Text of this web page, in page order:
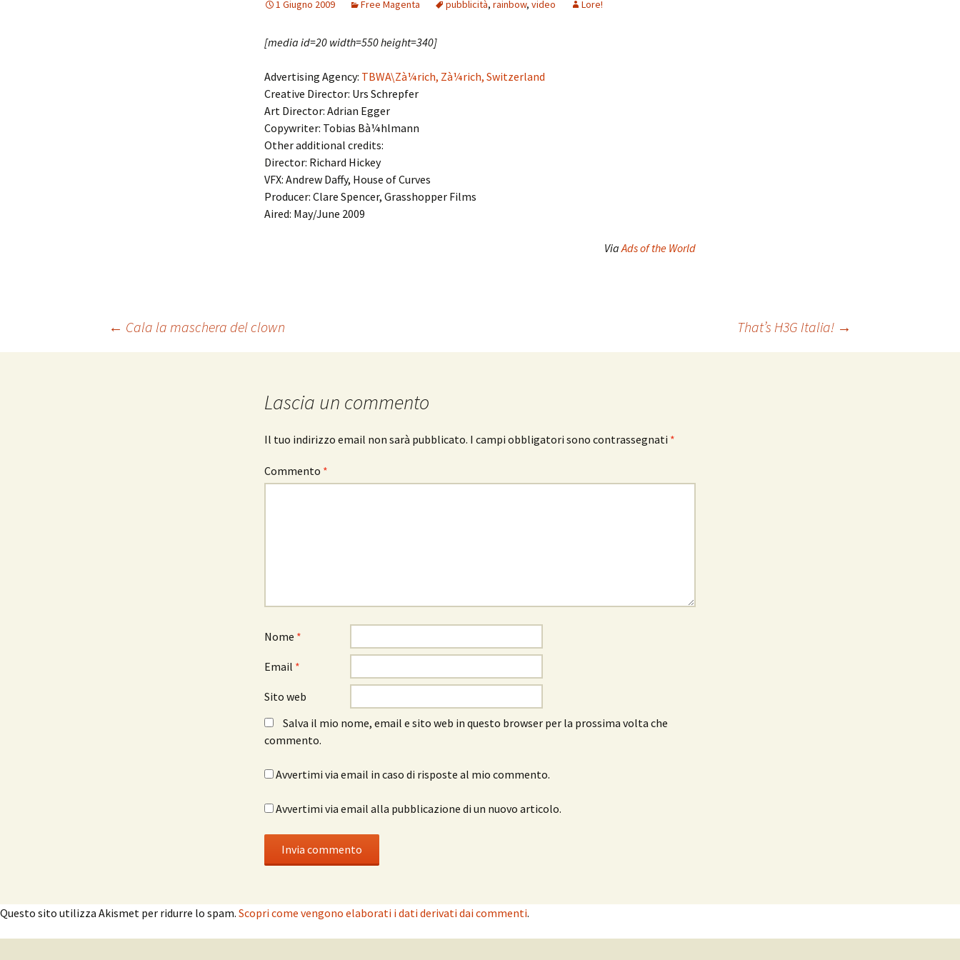
1 Giugno 2009 Free Magenta pubblicità, rainbow, video Lore!
[media id=20 width=550 height=340]
Advertising Agency: TBWA\Zà¼rich, Zà¼rich, Switzerland
Creative Director: Urs Schrepfer
Art Director: Adrian Egger
Copywriter: Tobias Bà¼hlmann
Other additional credits:
Director: Richard Hickey
VFX: Andrew Daffy, House of Curves
Producer: Clare Spencer, Grasshopper Films
Aired: May/June 2009
ViaAds of the World
Navigazione
← Cala la maschera del clown That’s H3G Italia! →
Lascia un commento
Il tuo indirizzo email non sarà pubblicato. I campi obbligatori sono contrassegnati *
Commento *
Nome *
Email *
Sito web
Salva il mio nome, email e sito web in questo browser per la prossima volta che
commento.
Avvertimi via email in caso di risposte al mio commento.
Avvertimi via email alla pubblicazione di un nuovo articolo.
Questo sito utilizza Akismet per ridurre lo spam. Scopri come vengono elaborati i dati derivati dai commenti.